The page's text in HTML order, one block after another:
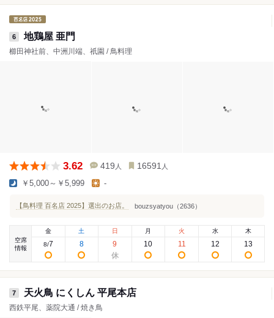
6 地鶏屋 亜門
櫛田神社前、中洲川端、祇園 / 鳥料理
3.62 419 人 16591 人
￥5,000～￥5,999 -
【鳥料理 百名店 2025】選出のお店。 bouzsyatyou（2636）
空席
情報
金
8/7
土
8
日
9
月
10
火
11
水
12
木
13
7 天火鳥 にくしん 平尾本店
西鉄平尾、薬院大通 / 焼き鳥